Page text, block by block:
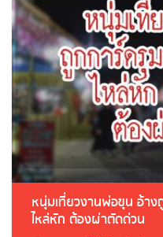
หนุ่มเที่ยวงานพ่อขุน อ้า
ไหล่หัก ต้องผ่าตัดด่วน